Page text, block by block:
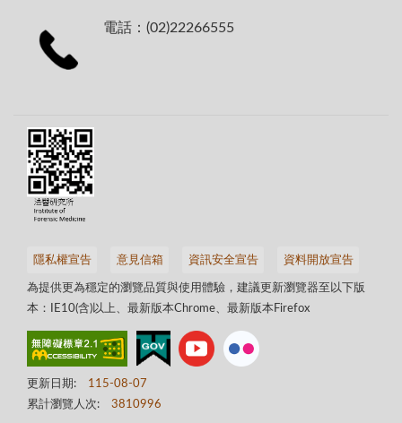
電話：(02)22266555
隱私權宣告 意見信箱 資訊安全宣告 資料開放宣告
為提供更為穩定的瀏覽品質與使用體驗，建議更新瀏覽器至以下版
本：IE10(含)以上、最新版本Chrome、最新版本Firefox
更新日期:
115-08-07
累計瀏覽人次:
3810996